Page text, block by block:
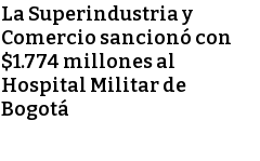
La Superindustria y
Comercio sancionó con
$1.774 millones al
Hospital Militar de
Bogotá